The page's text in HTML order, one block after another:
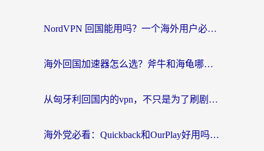
NordVPN 回国能用吗？一个海外用户必须面对的真实困境
海外回国加速器怎么选？斧牛和海龟哪个好？一篇帮你避开坑的实用指南
从匈牙利回国内的vpn，不只是为了刷剧那么简单
海外党必看：Quickback和OurPlay好用吗？3分钟选对回国加速器，无缝刷剧玩游戏